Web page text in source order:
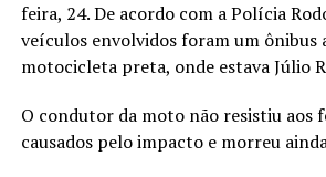
feira, 24. De acordo com a Polícia
veículos envolvidos foram um ônibus
motocicleta preta, onde estava Júlio
O condutor da moto não resistiu aos
causados pelo impacto e morreu